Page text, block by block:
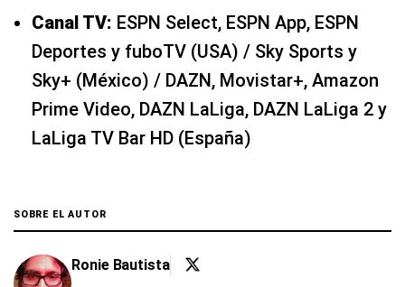
Canal TV: ESPN Select, ESPN App, ESPN
Deportes y fuboTV (USA) / Sky Sports y
Sky+ (México) / DAZN, Movistar+, Amazon
Prime Video, DAZN LaLiga, DAZN LaLiga 2 y
LaLiga TV Bar HD (España)
SOBRE EL AUTOR
Ronie Bautista